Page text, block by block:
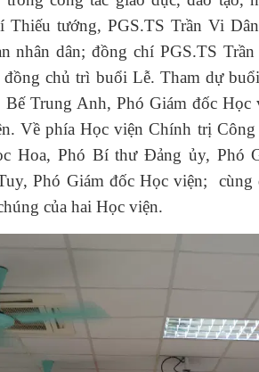
Thiếu tướng, PGS.TS Trần Vi
nhân dân; đồng chí PGS.TS
chủ trì buổi Lễ. Tham dự
Bế Trung Anh, Phó Giám đốc
Về phía Học viện Chính trị Công
Hoa, Phó Bí thư Đảng ủy, Phó
Phó Giám đốc Học viện; cùng
của hai Học viện.